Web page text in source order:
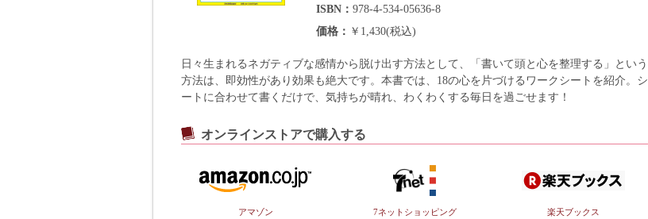
ISBN
978-4-534-05636-8
価格
￥1,430(税込)
日々生まれるネガティブな感情から脱け出す方法として、「書いて頭と心を整理する」という
方法は、即効性があり効果も絶大です。本書では、18の心を片づけるワークシートを紹介。シ
ートに合わせて書くだけで、気持ちが晴れ、わくわくする毎日を過ごせます！
オンラインストアで購入する
アマゾン 7ネットショッピング 楽天ブックス